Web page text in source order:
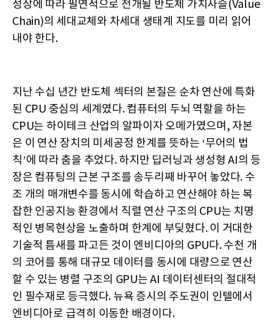
성장에 따라 필연적으로 전개될 반도체 가치사슬(Value
Chain)의 세대교체와 차세대 생태계 지도를 미리 읽어
내야 한다.
지난 수십 년간 반도체 섹터의 본질은 순차 연산에 특화
된 CPU 중심의 세계였다. 컴퓨터의 두뇌 역할을 하는
CPU는 하이테크 산업의 알파이자 오메가였으며, 자본
은 이 연산 장치의 미세공정 한계를 뜻하는 ‘무어의 법
칙’에 따라 춤을 추었다. 하지만 딥러닝과 생성형 AI의 등
장은 컴퓨팅의 근본 구조를 송두리째 바꾸어 놓았다. 수
조 개의 매개변수를 동시에 학습하고 연산해야 하는 복
잡한 인공지능 환경에서 직렬 연산 구조의 CPU는 치명
적인 병목현상을 노출하며 한계에 부딪혔다. 이 거대한
기술적 틈새를 파고든 것이 엔비디아의 GPU다. 수천 개
의 코어를 통해 대규모 데이터를 동시에 대량으로 연산
할 수 있는 병렬 구조의 GPU는 AI 데이터센터의 절대적
인 필수재로 등극했다. 뉴욕 증시의 주도권이 인텔에서
엔비디아로 급격히 이동한 배경이다.